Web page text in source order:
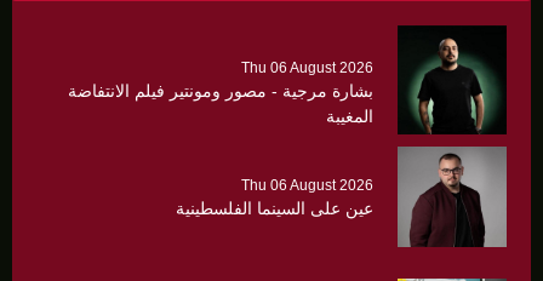
Thu 06 August 2026
بشارة مرجية - مصور ومونتير فيلم الانتفاضة
المغيبة
Thu 06 August 2026
عين على السينما الفلسطينية